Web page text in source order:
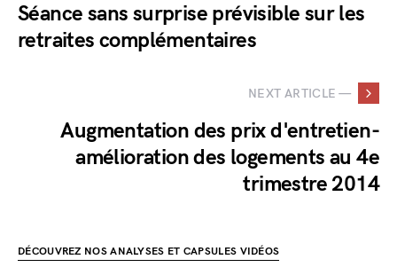
Séance sans surprise prévisible sur les
retraites complémentaires
NEXT ARTICLE —
Augmentation des prix d'entretien-
amélioration des logements au 4e
trimestre 2014
DÉCOUVREZ NOS ANALYSES ET CAPSULES VIDÉOS